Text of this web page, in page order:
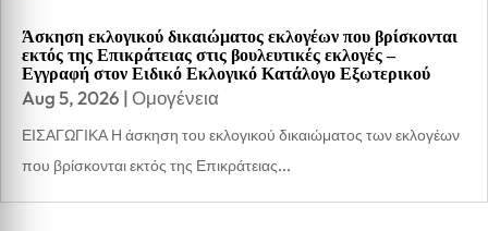
Άσκηση εκλογικού δικαιώματος εκλογέων που βρίσκονται
εκτός της Επικράτειας στις βουλευτικές εκλογές –
Εγγραφή στον Ειδικό Εκλογικό Κατάλογο Εξωτερικού
Aug 5, 2026 |Ομογένεια
ΕΙΣΑΓΩΓΙΚΑ Η άσκηση του εκλογικού δικαιώματος των εκλογέων
που βρίσκονται εκτός της Επικράτειας...